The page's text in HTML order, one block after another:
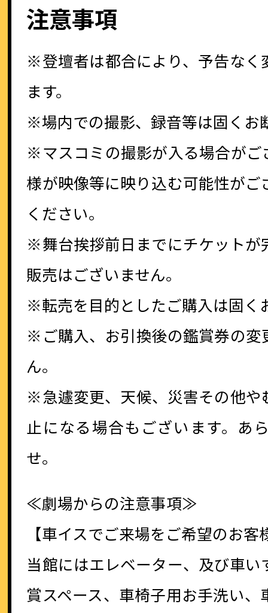
注意事項
※登壇者は都合により、予告なく
ます。
※場内での撮影、録音等は固くお
※マスコミの撮影が入る場合がご
様が映像等に映り込む可能性が
ください。
※舞台挨拶前日までにチケットが
販売はございません。
※転売を目的としたご購入は固く
※ご購入、お引換後の鑑賞券の変
ん。
※急遽変更、天候、災害その他や
止になる場合もございます。あ
せ。
≪劇場からの注意事項≫
【車イスでご来場をご希望のお客
当館にはエレベーター、及び車
賞スペース、車椅子用お手洗い